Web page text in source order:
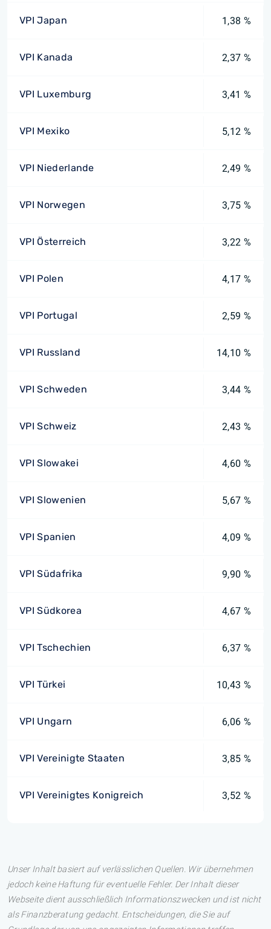
VPI Japan 1,38 %
VPI Kanada 2,37 %
VPI Luxemburg 3,41 %
VPI Mexiko 5,12 %
VPI Niederlande 2,49 %
VPI Norwegen 3,75 %
VPI Österreich 3,22 %
VPI Polen 4,17 %
VPI Portugal 2,59 %
VPI Russland 14,10 %
VPI Schweden 3,44 %
VPI Schweiz 2,43 %
VPI Slowakei 4,60 %
VPI Slowenien 5,67 %
VPI Spanien 4,09 %
VPI Südafrika 9,90 %
VPI Südkorea 4,67 %
VPI Tschechien 6,37 %
VPI Türkei 10,43 %
VPI Ungarn 6,06 %
VPI Vereinigte Staaten 3,85 %
VPI Vereinigtes Konigreich 3,52 %
Unser Inhalt basiert auf verlässlichen Quellen. Wir übernehmen
jedoch keine Haftung für eventuelle Fehler. Der Inhalt dieser
Webseite dient ausschließlich Informationszwecken und ist nicht
als Finanzberatung gedacht. Entscheidungen, die Sie auf